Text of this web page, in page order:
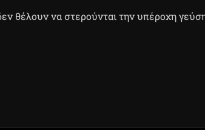
θέλουν να στερούνται την υπέροχη